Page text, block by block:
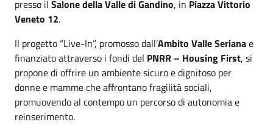
presso il Salone della Valle di Gandino, in Piazza Vittorio
Veneto 12.
Il progetto “Live-In”, promosso dall’Ambito Valle Serianae
finanziato attraverso i fondi del PNRR – Housing First, si
propone di offrire un ambiente sicuro e dignitoso per
donne e mamme che affrontano fragilità sociali,
promuovendo al contempo un percorso di autonomia e
reinserimento.